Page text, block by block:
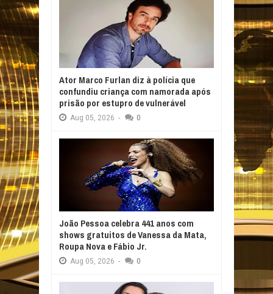
Ator Marco Furlan diz à polícia que
confundiu criança com namorada após
prisão por estupro de vulnerável
Aug 05, 2026 - 0
João Pessoa celebra 441 anos com
shows gratuitos de Vanessa da Mata,
Roupa Nova e Fábio Jr.
Aug 05, 2026 - 0